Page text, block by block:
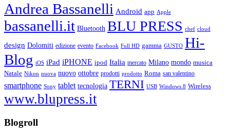
Andrea Bassanelli Android app Apple
bassanelli.it Bluetooth BLU PRESS chef cloud
design Dolomiti edizione evento Facebook Full HD gamma GUSTO Hi-
Blog iOS iPad iPHONE ipod Italia mercato Milano mondo musica
Natale Nikon nuova nuovo ottobre prodotti prodotto Roma san valentino
smartphone Sony tablet tecnologia TERNI USB Windows 8 Wireless
www.blupress.it
Blogroll